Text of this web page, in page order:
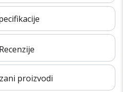
Recenzije
proizvodi